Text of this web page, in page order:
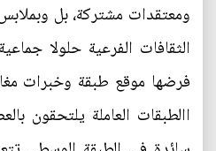
ومعتقدات مشتركة، بل
الثقافات الفرعية حلولا
فرضها موقع طبقة وخبرات
االطبقات العاملة يلتحقون